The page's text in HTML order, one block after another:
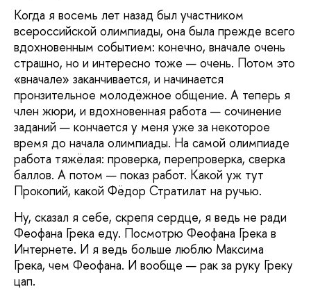
Когда я восемь лет назад был участником
всероссийской олимпиады, она была прежде всего
вдохновенным событием: конечно, вначале очень
страшно, но и интересно тоже — очень. Потом это
«вначале» заканчивается, и начинается
пронзительное молодёжное общение. А теперь я
член жюри, и вдохновенная работа — сочинение
заданий — кончается у меня уже за некоторое
время до начала олимпиады. На самой олимпиаде
работа тяжёлая: проверка, перепроверка, сверка
баллов. А потом — показ работ. Какой уж тут
Прокопий, какой Фёдор Стратилат на ручью.
Ну, сказал я себе, скрепя сердце, я ведь не ради
Феофана Грека еду. Посмотрю Феофана Грека в
Интернете. И я ведь больше люблю Максима
Грека, чем Феофана. И вообще — рак за руку Греку
цап.